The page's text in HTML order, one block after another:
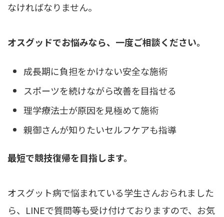
なければなりません。
オスグッドでお悩みなら、一度ご相談ください。
成長期に負担をかけない安全な施術
スポーツを続けながら改善を目指せる
理学療法士が原因を見極めて施術
親御さんが知りたいセルフケアも指導
最短で競技復帰を目指します。
オスグット病で悩まれている学生さんおられました
ら、LINEで質問等も受け付けておりますので、お気